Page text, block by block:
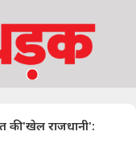
की 'खेल राजधानी':